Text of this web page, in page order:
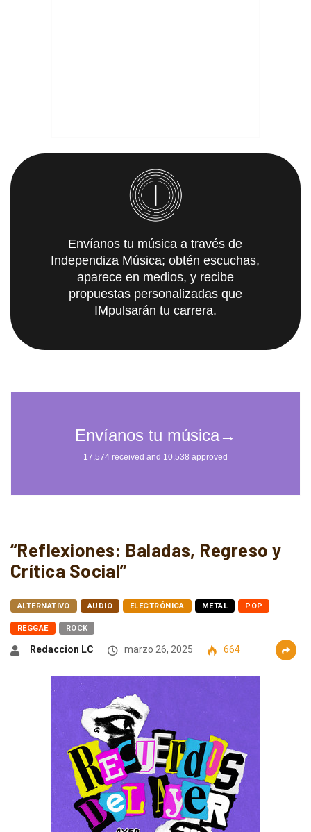
Envíanos tu música a través de
Independiza Música; obtén escuchas,
aparece en medios, y recibe
propuestas personalizadas que
IMpulsarán tu carrera.
“Reflexiones: Baladas, Regreso y
Crítica Social”
ALTERNATIVO AUDIO ELECTRÓNICA METAL POP
REGGAE ROCK
Redaccion LC marzo 26, 2025 664